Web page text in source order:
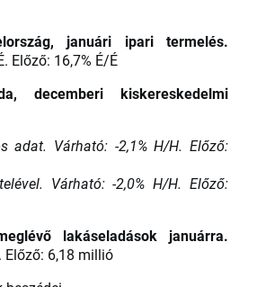
januári ipari termelés.
Előző: 16,7% É/É
decemberi kiskereskedelmi
adat. Várható: -2,1% H/H. Előző:
Várható: -2,0% H/H. Előző:
lakáseladások januárra.
6,18 millió